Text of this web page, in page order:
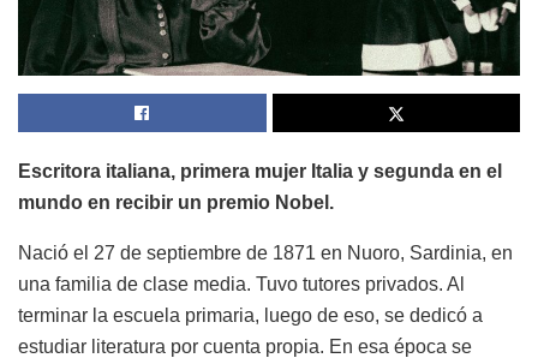
Escritora italiana, primera mujer Italia y segunda en el
mundo en recibir un premio Nobel.
Nació el 27 de septiembre de 1871 en Nuoro, Sardinia, en
una familia de clase media. Tuvo tutores privados. Al
terminar la escuela primaria, luego de eso, se dedicó a
estudiar literatura por cuenta propia. En esa época se